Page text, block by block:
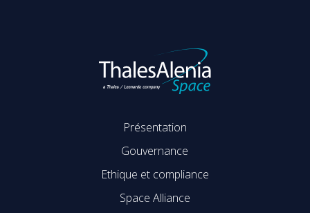
Présentation
Gouvernance
Ethique et compliance
Space Alliance